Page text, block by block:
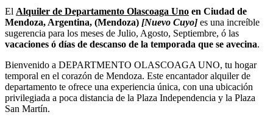
El Alquiler de Departamento Olascoaga Uno en Ciudad de
Mendoza, Argentina, (Mendoza) [Nuevo Cuyo] es una increíble
sugerencia para los meses de Julio, Agosto, Septiembre, ó las
vacaciones ó días de descanso de la temporada que se avecina.
Bienvenido a DEPARTMENTO OLASCOAGA UNO, tu hogar
temporal en el corazón de Mendoza. Este encantador alquiler de
departamento te ofrece una experiencia única, con una ubicación
privilegiada a poca distancia de la Plaza Independencia y la Plaza
San Martín.